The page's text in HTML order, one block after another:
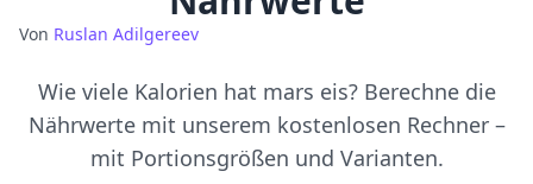
Von Ruslan Adilgereev
Wie viele Kalorien hat mars eis? Berechne die
Nährwerte mit unserem kostenlosen Rechner –
mit Portionsgrößen und Varianten.